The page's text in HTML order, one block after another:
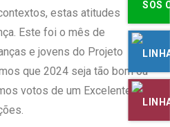
estas atitudes
Este foi o mês de
e jovens do Projeto
que 2024 seja tão bom ou
votos de um Excelente